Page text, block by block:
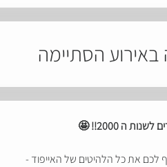
הסתיימה
לשנות ה 2000!! 🤩
לכם את כל הלהיטים של האייפוד -